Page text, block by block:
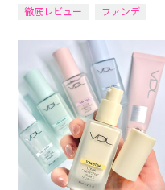
徹底レビュー
ファンデ
BBクリーム